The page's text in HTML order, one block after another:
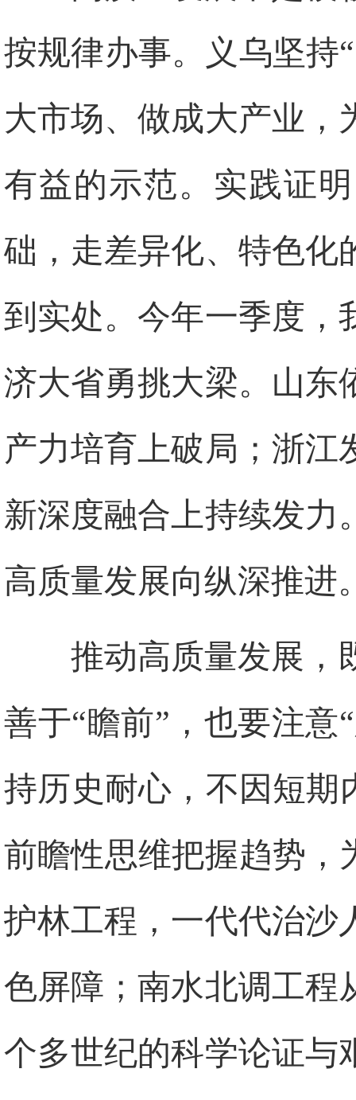
按规律办事。义乌坚持
大市场、做成大产业，
有益的示范。实践证
础，走差异化、特色化
到实处。今年一季度，
济大省勇挑大梁。山东
产力培育上破局；浙江
新深度融合上持续发力
高质量发展向纵深推进
推动高质量发展，
善于“瞻前”，也要注意
持历史耐心，不因短期
前瞻性思维把握趋势，
护林工程，一代代治沙
色屏障；南水北调工程
个多世纪的科学论证与